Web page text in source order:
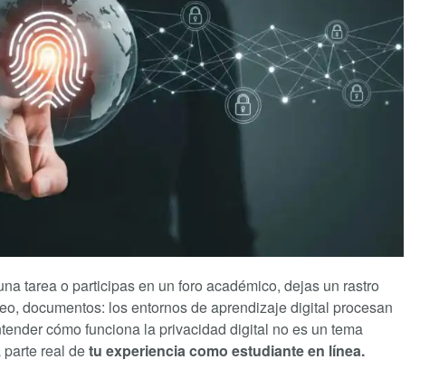
tarea o participas en un foro académico, dejas un rastro
documentos: los entornos de aprendizaje digital procesan
cómo funciona la privacidad digital no es un tema
real detu experiencia como estudiante en línea.